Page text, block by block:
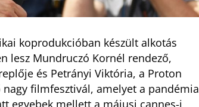
koprodukcióban készült alkotás
lesz Mundruczó Kornél rendező,
és Petrányi Viktória, a Proton
filmfesztivál, amelyet a pandémia